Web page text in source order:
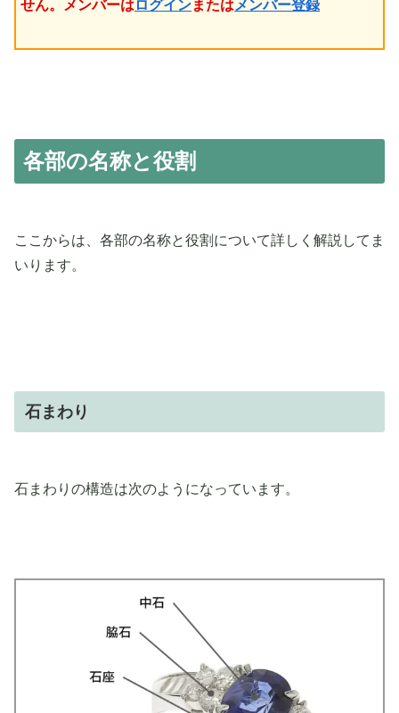
せん。メンバーはログインまたはメンバー登録
各部の名称と役割
ここからは、各部の名称と役割について詳しく解説してま
いります。
石まわり
石まわりの構造は次のようになっています。